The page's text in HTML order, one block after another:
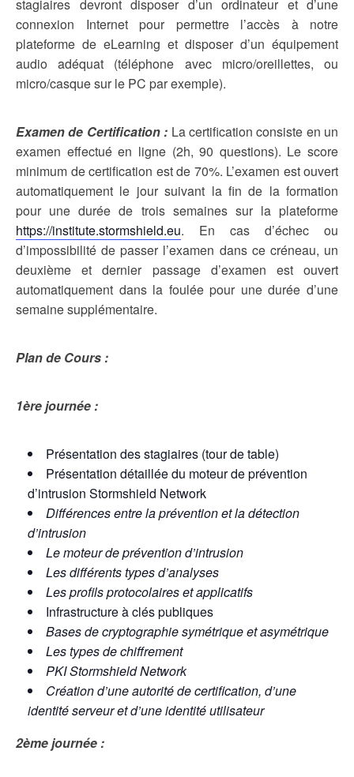
stagiaires devront disposer d’un ordinateur et d’une
connexion Internet pour permettre l’accès à notre
plateforme de eLearning et disposer d’un équipement
audio adéquat (téléphone avec micro/oreillettes, ou
micro/casque sur le PC par exemple).
Examen de Certification : La certification consiste en un
examen effectué en ligne (2h, 90 questions). Le score
minimum de certification est de 70%. L’examen est ouvert
automatiquement le jour suivant la fin de la formation
pour une durée de trois semaines sur la plateforme
https://institute.stormshield.eu. En cas d’échec ou
d’impossibilité de passer l’examen dans ce créneau, un
deuxième et dernier passage d’examen est ouvert
automatiquement dans la foulée pour une durée d’une
semaine supplémentaire.
Plan de Cours :
1ère journée :
Présentation des stagiaires (tour de table)
Présentation détaillée du moteur de prévention
d’intrusion Stormshield Network
Différences entre la prévention et la détection
d’intrusion
Le moteur de prévention d’intrusion
Les différents types d’analyses
Les profils protocolaires et applicatifs
Infrastructure à clés publiques
Bases de cryptographie symétrique et asymétrique
Les types de chiffrement
PKI Stormshield Network
Création d’une autorité de certification, d’une
identité serveur et d’une identité utilisateur
2ème journée :